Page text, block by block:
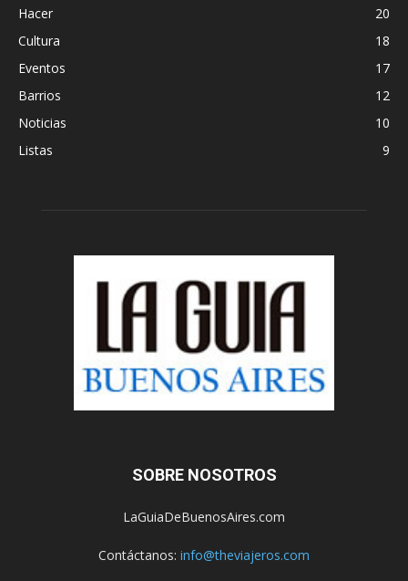
Hacer
20
Cultura
18
Eventos
17
Barrios
12
Noticias
10
Listas
9
SOBRE NOSOTROS
LaGuiaDeBuenosAires.com
Contáctanos: info@theviajeros.com